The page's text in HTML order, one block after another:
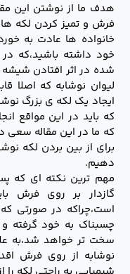
هدف ما از نوشتن این
فرش و تمیز کردن لکه
خانواده ها عادت به
خود داشته باشید،که
شده در اثر افتادن
لیوان نوشابه که اصلا
ایجاد یک لکه ی بزرگ
که باید در این مواقع
که ما در این مقاله سعی
برای از بین بردن لکه
دهیم.
مهم ترین نکته ای که
گازدار بر روی فرش
است،چراکه در صورتی
چسبناک به خود گرفته و
سخت تر خواهد شد،به
نوشابه از روی فرش